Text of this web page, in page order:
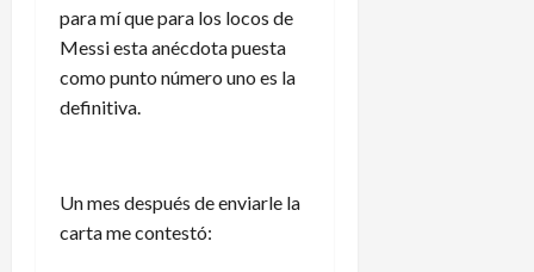
para mí que para los locos de
Messi esta anécdota puesta
como punto número uno es la
definitiva.
Un mes después de enviarle la
carta me contestó: